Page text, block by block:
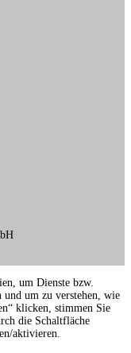
um Dienste bzw.
und um zu verstehen, wie
klicken, stimmen Sie
die Schaltfläche
aktivieren.